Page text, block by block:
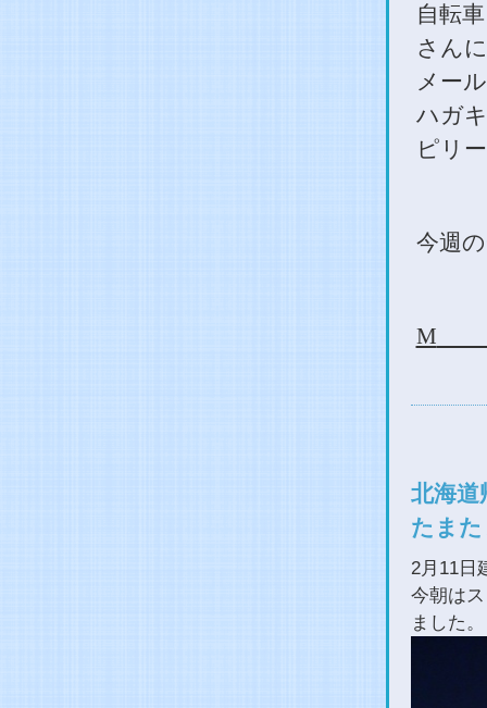
自転
さん
メー
ハガ
ピリ
今週
M
北海道
たま
2月11日
今朝は
ました。